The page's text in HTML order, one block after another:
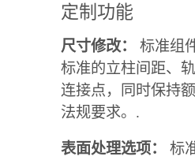
定制功能
尺寸修改：
标准组
标准的立柱间距、
连接点，同时保持
法规要求。.
表面处理选项：
标